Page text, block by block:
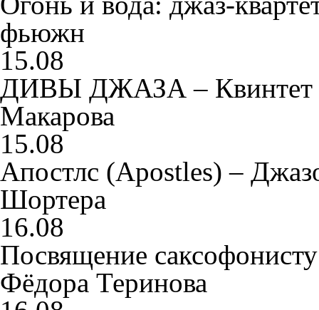
фьюжн
15.08
ДИВЫ ДЖАЗА – Квинтет
Макарова
15.08
Апостлс (Apostles) –
Шортера
16.08
Посвящение
Фёдора Теринова